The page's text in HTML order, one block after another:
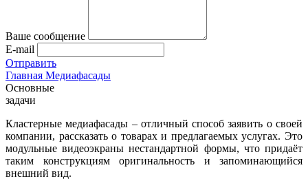
Ваше сообщение
E-mail
Отправить
Главная Медиафасады
Основные
задачи
Кластерные медиафасады – отличный способ заявить о своей
компании, рассказать о товарах и предлагаемых услугах. Это
модульные видеоэкраны нестандартной формы, что придаёт
таким конструкциям оригинальность и запоминающийся
внешний вид.